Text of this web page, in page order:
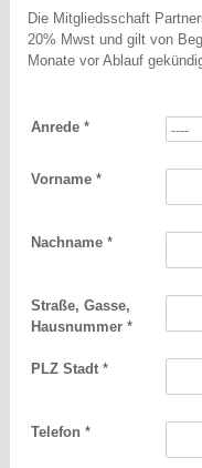
Die Mitgliedsschaft
20% Mwst und gilt von
Monate vor Ablauf
Anrede*
Vorname*
Nachname*
Straße, Gasse,
Hausnummer*
PLZ Stadt*
Telefon*